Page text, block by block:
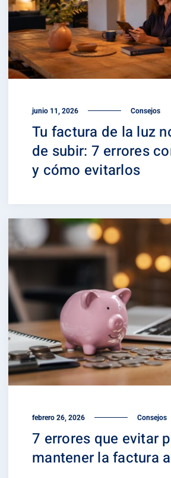
junio 11, 2026 Consejos
Tu factura de la luz
de subir: 7 errores
y cómo evitarlos
febrero 26, 2026 Consejos
7 errores que evitar
mantener la factura